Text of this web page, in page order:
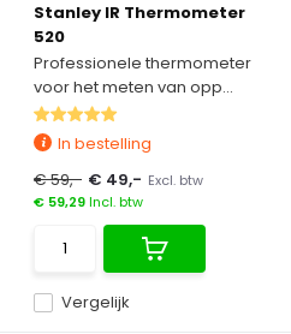
Stanley IR Thermometer
520
Professionele thermometer
voor het meten van opp...
Vergelijk
In bestelling
€ 59,- € 49,- Excl. btw
€ 59,29Incl. btw